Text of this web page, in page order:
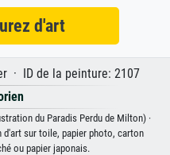
d'art
· ID de la peinture: 2107
du Paradis Perdu de Milton) ·
d'art sur toile, papier photo, carton
ou papier japonais.